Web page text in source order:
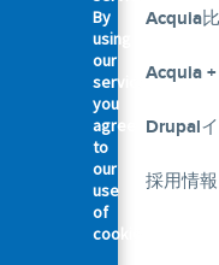
By
using
our
services,
you
agree
to
our
use
of
cookies.
Acquia
Acquia
Drupal
採用情報